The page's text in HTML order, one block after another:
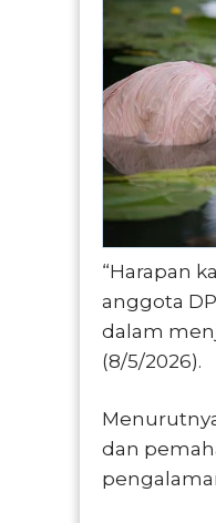
“Harapan
anggota
dalam
(8/5/2026).
dan